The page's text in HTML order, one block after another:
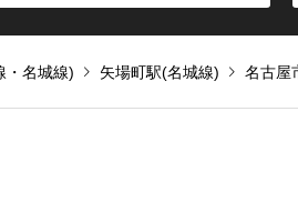
・名城線) 矢場町駅(名城線) 名古屋